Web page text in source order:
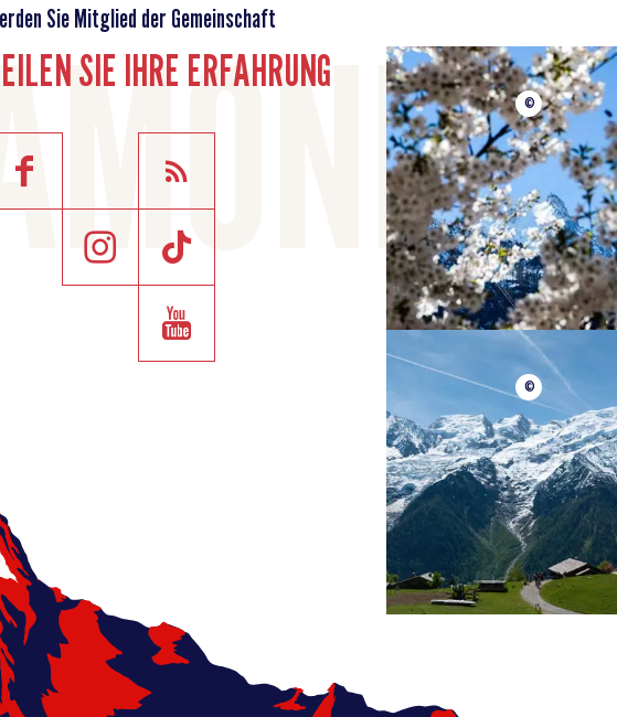
Sie Mitglied der Gemeinschaft
SIE IHRE ERFAHRUNG
©
©